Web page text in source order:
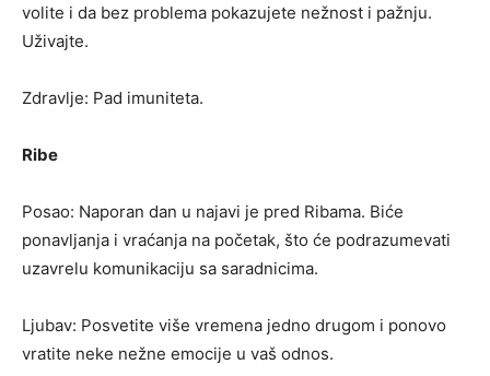
volite i da bez problema pokazujete nežnost i pažnju.
Uživajte.
Zdravlje: Pad imuniteta.
Ribe
Posao: Naporan dan u najavi je pred Ribama. Biće
ponavljanja i vraćanja na početak, što će podrazumevati
uzavrelu komunikaciju sa saradnicima.
Ljubav: Posvetite više vremena jedno drugom i ponovo
vratite neke nežne emocije u vaš odnos.